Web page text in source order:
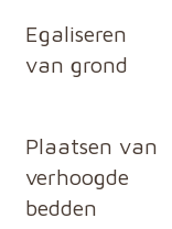
Egaliseren
van grond
Plaatsen van
verhoogde
bedden